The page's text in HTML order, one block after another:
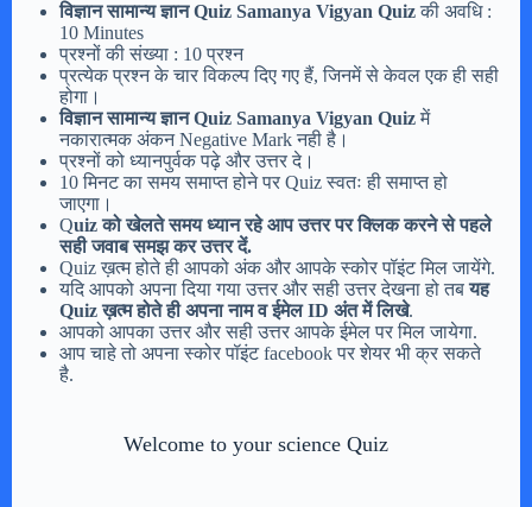
विज्ञान सामान्य ज्ञान Quiz Samanya Vigyan Quizकी अवधि :
10 Minutes
प्रश्नों की संख्या : 10 प्रश्न
प्रत्येक प्रश्न के चार विकल्प दिए गए हैं, जिनमें से केवल एक ही सही
होगा।
विज्ञान सामान्य ज्ञान Quiz Samanya Vigyan Quizमें
नकारात्मक अंकन Negative Mark नही है।
प्रश्नों को ध्यानपुर्वक पढ़े और उत्तर दे।
10 मिनट का समय समाप्त होने पर Quiz स्वतः ही समाप्त हो
जाएगा।
Quiz को खेलते समय ध्यान रहे आप उत्तर पर क्लिक करने से पहले
सही जवाब समझ कर उत्तर दें.
Quiz ख़त्म होते ही आपको अंक और आपके स्कोर पॉइंट मिल जायेंगे.
यदि आपको अपना दिया गया उत्तर और सही उत्तर देखना हो तबयह
Quiz ख़त्म होते ही अपना नाम व ईमेल ID अंत में लिखे.
आपको आपका उत्तर और सही उत्तर आपके ईमेल पर मिल जायेगा.
आप चाहे तो अपना स्कोर पॉइंट facebook पर शेयर भी क्र सकते
है.
Welcome to your science Quiz